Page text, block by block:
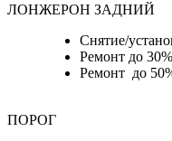
ЛОНЖЕРОН ЗАДНИЙ
Снятие/
Ремонт до
Ремонт до
ПОРОГ